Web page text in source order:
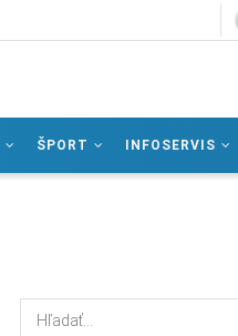
ŠPORT INFOSERVIS